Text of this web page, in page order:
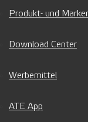
Produkt- und
Download Center
Werbemittel
ATE App